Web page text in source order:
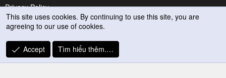
Privacy Policy
Trợ giúp
R
S
This site uses cookies. By continuing to use this site, you are
agreeing to our use of cookies.
Accept Tìm hiểu thêm.…